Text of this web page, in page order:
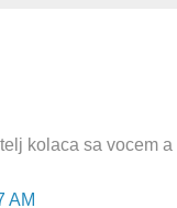
kolaca sa vocem
AM